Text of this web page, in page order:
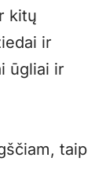
kitų
ir
ūgliai ir
taip